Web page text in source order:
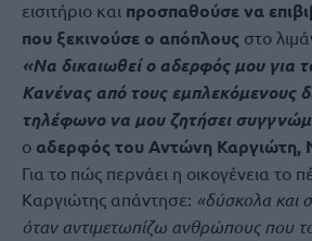
εισιτήριο και προσπαθούσε να
που ξεκινούσε ο απόπλους στο
«Να δικαιωθεί ο αδερφός μου για
Κανένας από τους εμπλεκόμενους
τηλέφωνο να μου ζητήσει
ο αδερφός του Αντώνη Καργιώτη,
Για το πώς περνάει η οικογένεια το
Καργιώτης απάντησε: «δύσκολα και
όταν αντιμετωπίζω ανθρώπους που